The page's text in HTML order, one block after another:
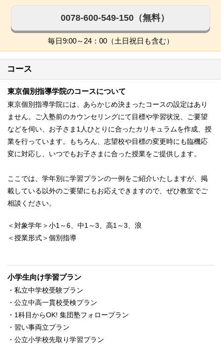
0078-600-549-150（無料）
毎日9:00～24：00（土日祝日も含む）
コース
東京個別指導学院のコースについて
東京個別指導学院には、あらかじめ決まったコースの設定はあり
ません。ご入塾前のカウンセリングにて目標や学習状況、ご要望
などを伺い、お子さま1人ひとりに合ったカリキュラムを作成、授
業を行っています。もちろん、志望校や目標の変更時にも臨機応
変に対応し、いつでもお子さまに合った授業をご提供します。
ここでは、学年別に学習プランの一例をご紹介いたしますが、掲
載している以外のご要望にもお応えできますので、ぜひ教室でご
相談ください。
＜対象学年＞小1～6、中1～3、高1～3、浪
＜授業形式＞個別指導
小学生向け学習プラン
・私立中学校受験プラン
・公立中高一貫校受検プラン
・1科目からOK! 集団塾フォロープラン
・習い事両立プラン
・公立小学校先取り学習プラン